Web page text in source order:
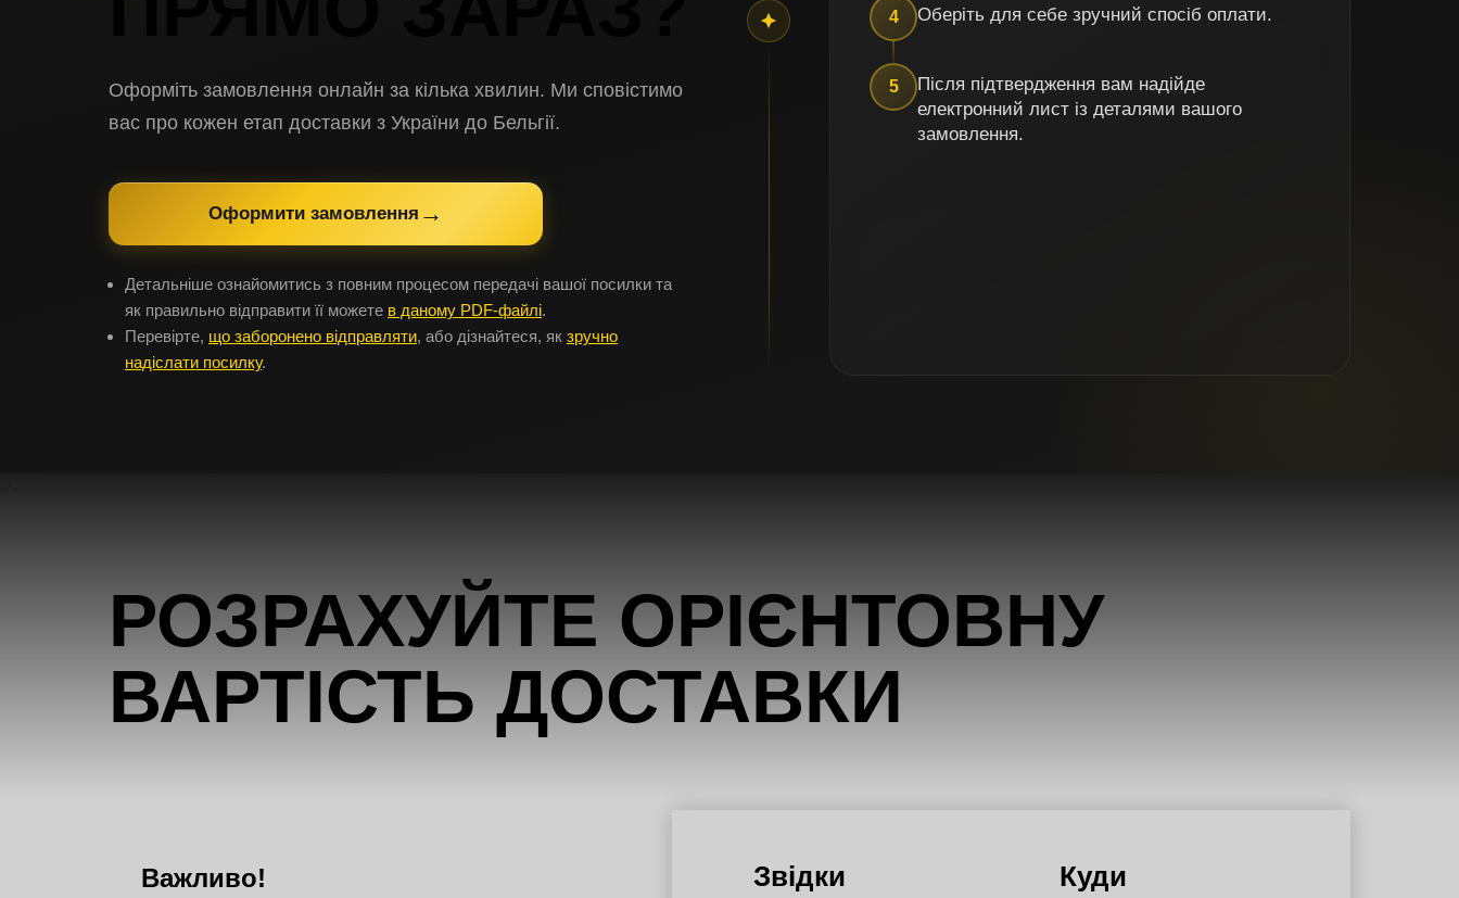
Оформіть замовлення онлайн за кілька хвилин. Ми сповістимо
вас про кожен етап доставки з України до Бельгії.
Оформити замовлення →
Детальніше ознайомитись з повним процесом передачі вашої посилки та
як правильно відправити її можете в даному PDF-файлі.
Перевірте, що заборонено відправляти, або дізнайтеся, як зручно
надіслати посилку.
4 Оберіть для себе зручний спосіб оплати.
5
Після підтвердження вам надійде
електронний лист із деталями вашого
замовлення.
РОЗРАХУЙТЕ ОРІЄНТОВНУ
ВАРТІСТЬ ДОСТАВКИ
Важливо! Звідки Куди